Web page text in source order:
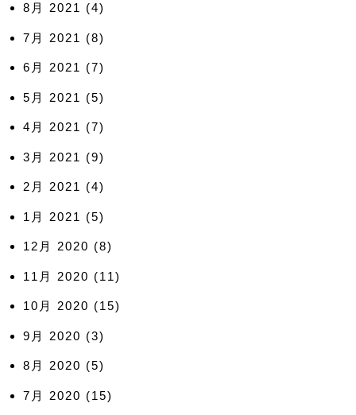
8月 2021 (4)
7月 2021 (8)
6月 2021 (7)
5月 2021 (5)
4月 2021 (7)
3月 2021 (9)
2月 2021 (4)
1月 2021 (5)
12月 2020 (8)
11月 2020 (11)
10月 2020 (15)
9月 2020 (3)
8月 2020 (5)
7月 2020 (15)